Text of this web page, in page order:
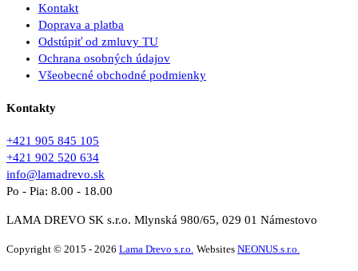
Kontakt
Doprava a platba
Odstúpiť od zmluvy TU
Ochrana osobných údajov
Všeobecné obchodné podmienky
Kontakty
+421 905 845 105
+421 902 520 634
info@lamadrevo.sk
Po - Pia: 8.00 - 18.00
LAMA DREVO SK s.r.o. Mlynská 980/65, 029 01 Námestovo
Copyright © 2015 - 2026 Lama Drevo s.r.o. Websites NEONUS.s.r.o.